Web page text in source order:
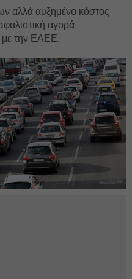
αλλά αυξημένο κόστος
αγορά
με την ΕΑΕΕ.